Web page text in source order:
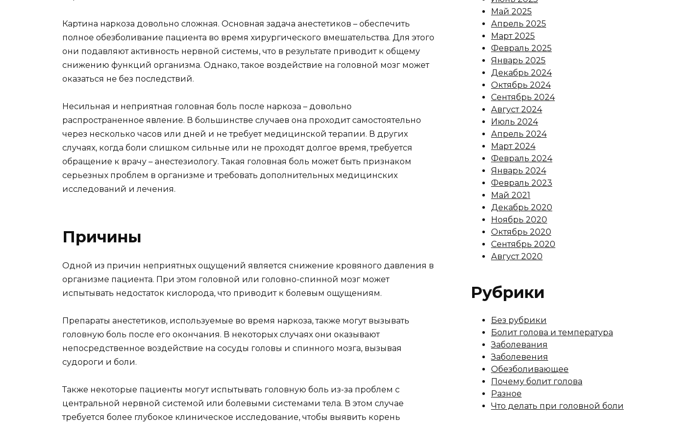
Картина наркоза довольно сложная. Основная задача анестетиков – обеспечить
полное обезболивание пациента во время хирургического вмешательства. Для этого
они подавляют активность нервной системы, что в результате приводит к общему
снижению функций организма. Однако, такое воздействие на головной мозг может
оказаться не без последствий.
Несильная и неприятная головная боль после наркоза – довольно
распространенное явление. В большинстве случаев она проходит самостоятельно
через несколько часов или дней и не требует медицинской терапии. В других
случаях, когда боли слишком сильные или не проходят долгое время, требуется
обращение к врачу – анестезиологу. Такая головная боль может быть признаком
серьезных проблем в организме и требовать дополнительных медицинских
исследований и лечения.
Причины
Одной из причин неприятных ощущений является снижение кровяного давления в
организме пациента. При этом головной или головно-спинной мозг может
испытывать недостаток кислорода, что приводит к болевым ощущениям.
Препараты анестетиков, используемые во время наркоза, также могут вызывать
головную боль после его окончания. В некоторых случаях они оказывают
непосредственное воздействие на сосуды головы и спинного мозга, вызывая
судороги и боли.
Также некоторые пациенты могут испытывать головную боль из-за проблем с
центральной нервной системой или болевыми системами тела. В этом случае
требуется более глубокое клиническое исследование, чтобы выявить корень
Май 2025
Апрель 2025
Март 2025
Февраль 2025
Январь 2025
Декабрь 2024
Октябрь 2024
Сентябрь 2024
Август 2024
Июль 2024
Апрель 2024
Март 2024
Февраль 2024
Январь 2024
Февраль 2023
Май 2021
Декабрь 2020
Ноябрь 2020
Октябрь 2020
Сентябрь 2020
Август 2020
Рубрики
Без рубрики
Болит голова и температура
Заболевания
Заболевения
Обезболивающее
Почему болит голова
Разное
Что делать при головной боли